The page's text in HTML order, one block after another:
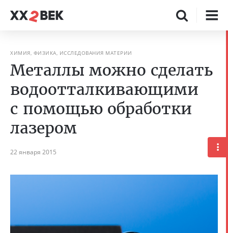
ХИМИЯ, ФИЗИКА, ИССЛЕДОВАНИЯ МАТЕРИИ
Металлы можно сделать
водоотталкивающими
с помощью обработки
лазером
22 января 2015